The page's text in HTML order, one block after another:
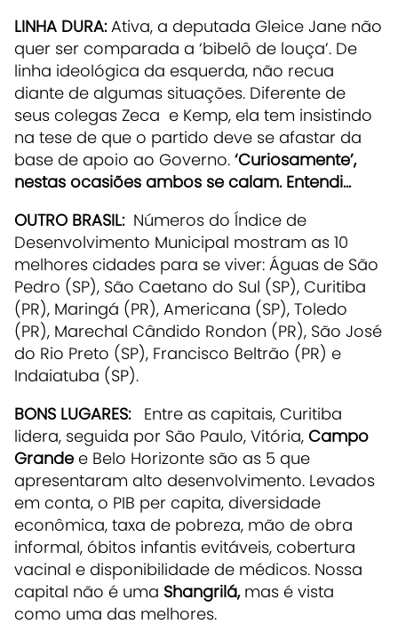
LINHA DURA:Ativa, a deputada Gleice Jane não
quer ser comparada a ‘bibelô de louça’. De
linha ideológica da esquerda, não recua
diante de algumas situações. Diferente de
seus colegas Zeca e Kemp, ela tem insistindo
na tese de que o partido deve se afastar da
base de apoio ao Governo. ‘Curiosamente’,
nestas ocasiões ambos se calam. Entendi...
OUTRO BRASIL:Números do Índice de
Desenvolvimento Municipal mostram as 10
melhores cidades para se viver: Águas de São
Pedro (SP), São Caetano do Sul (SP), Curitiba
(PR), Maringá (PR), Americana (SP), Toledo
(PR), Marechal Cândido Rondon (PR), São José
do Rio Preto (SP), Francisco Beltrão (PR) e
Indaiatuba (SP).
BONS LUGARES: Entre as capitais, Curitiba
lidera, seguida por São Paulo, Vitória, Campo
Grande e Belo Horizonte são as 5 que
apresentaram alto desenvolvimento. Levados
em conta, o PIB per capita, diversidade
econômica, taxa de pobreza, mão de obra
informal, óbitos infantis evitáveis, cobertura
vacinal e disponibilidade de médicos. Nossa
capital não é uma Shangrilá,mas é vista
como uma das melhores.